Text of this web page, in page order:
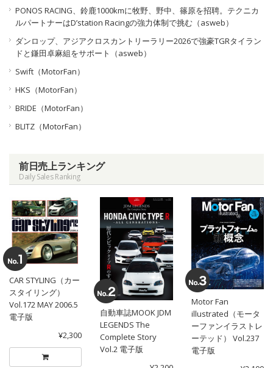
PONOS RACING、鈴鹿1000kmに牧野、野中、篠原を招聘。テクニカ
ルパートナーはD’station Racingの強力体制で挑む（asweb）
ダンロップ、アジアクロスカントリーラリー2026で強豪TGRタイラン
ドと鎌田卓麻組をサポート（asweb）
Swift（MotorFan）
HKS（MotorFan）
BRIDE（MotorFan）
BLITZ（MotorFan）
前日売上ランキング
Daily Sales Ranking
CAR STYLING（カー
スタイリング）
Vol.172 MAY 2006.5
電子版
¥2,300
自動車誌MOOK JDM
LEGENDS The
Complete Story
Vol.2 電子版
Motor Fan
illustrated（モータ
ーファンイラストレ
ーテッド） Vol.237
電子版